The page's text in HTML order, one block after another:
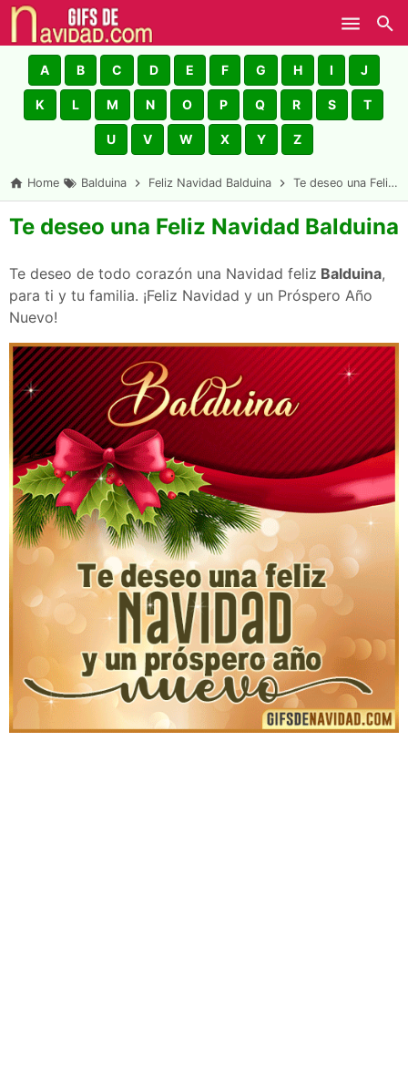
Skip to main content
A B C D E F G H I J
K L M N O P Q R S T
U V W X Y Z
Home Balduina Feliz Navidad Balduina Te deseo una Feliz Navidad Balduina
Te deseo una Feliz Navidad Balduina
Te deseo de todo corazón una Navidad feliz Balduina,
para ti y tu familia. ¡Feliz Navidad y un Próspero Año
Nuevo!